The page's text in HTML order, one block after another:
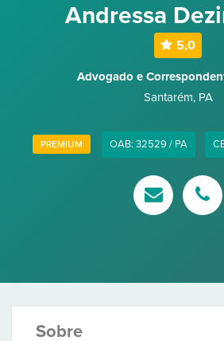
Andressa
5,0
Advogado e
Santarém, PA
PREMIUM OAB: 32529 / PA
Sobre